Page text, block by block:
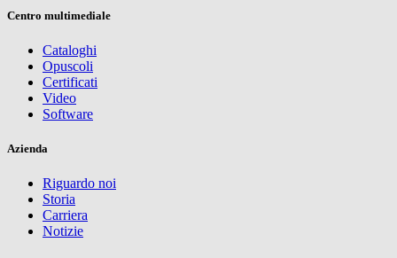
Centro multimediale
Cataloghi
Opuscoli
Certificati
Video
Software
Azienda
Riguardo noi
Storia
Carriera
Notizie